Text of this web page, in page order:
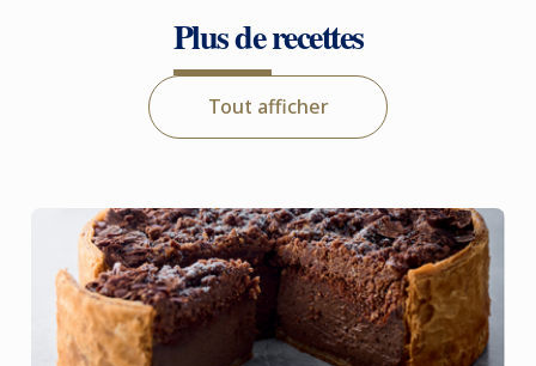
Plus de recettes
Tout afficher